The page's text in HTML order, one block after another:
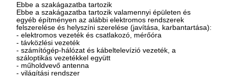
Ebbe a szakágazatba tartozik
Ebbe a szakágazatba tartozik valamennyi épületen és
egyéb építményen az alábbi elektromos rendszerek
felszerelése és helyszíni szerelése (javítása, karbantartása):
- elektromos vezeték és csatlakozó, mérőóra
- távközlési vezeték
- számítógép-hálózat és kábeltelevízió vezeték, a
száloptikás vezetékkel együtt
- műholdvevő antenna
- világítási rendszer